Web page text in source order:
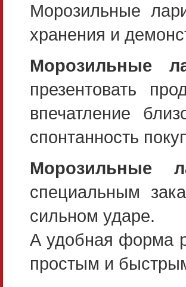
Морозильные
хранения и
Морозильные
презентовать
впечатление
спонтанность
Морозильные
специальным
сильном ударе.
А удобная форма
простым и